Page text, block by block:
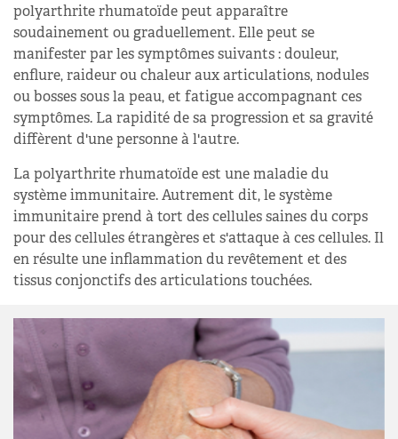
polyarthrite rhumatoïde peut apparaître
soudainement ou graduellement. Elle peut se
manifester par les symptômes suivants : douleur,
enflure, raideur ou chaleur aux articulations, nodules
ou bosses sous la peau, et fatigue accompagnant ces
symptômes. La rapidité de sa progression et sa gravité
diffèrent d'une personne à l'autre.
La polyarthrite rhumatoïde est une maladie du
système immunitaire. Autrement dit, le système
immunitaire prend à tort des cellules saines du corps
pour des cellules étrangères et s'attaque à ces cellules. Il
en résulte une inflammation du revêtement et des
tissus conjonctifs des articulations touchées.